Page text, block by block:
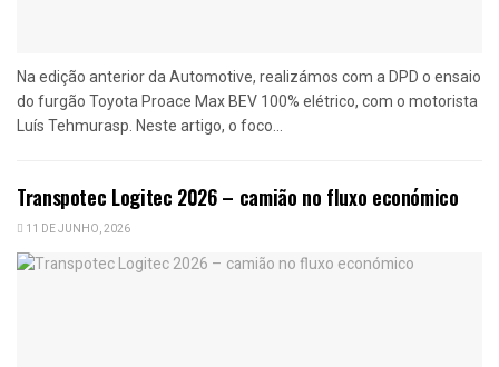
Na edição anterior da Automotive, realizámos com a DPD o ensaio
do furgão Toyota Proace Max BEV 100% elétrico, com o motorista
Luís Tehmurasp. Neste artigo, o foco...
Transpotec Logitec 2026 – camião no fluxo económico
11 DE JUNHO, 2026